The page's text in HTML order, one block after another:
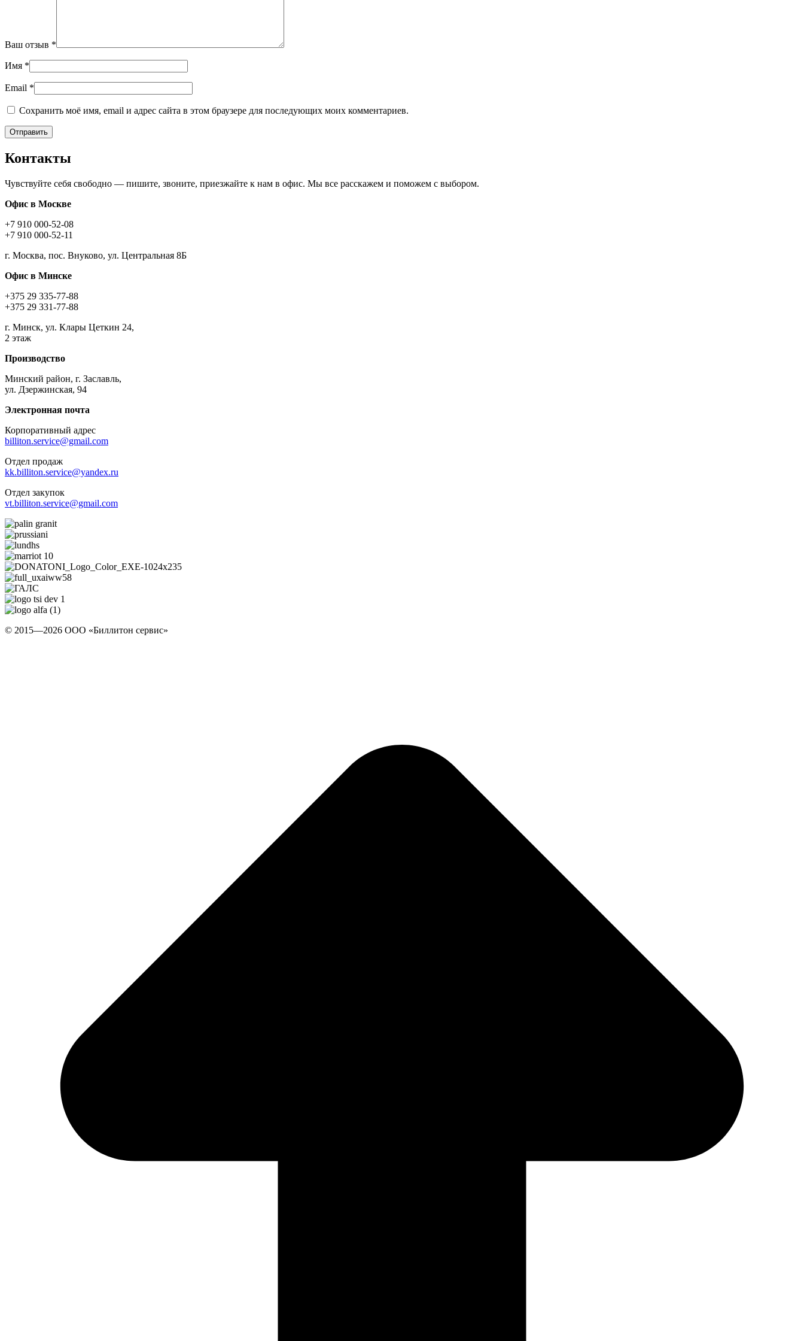
Ваш отзыв *
Имя *
Email *
Сохранить моё имя, email и адрес сайта в этом браузере для последующих моих комментариев.
Контакты
Чувствуйте себя свободно — пишите, звоните, приезжайте к нам в офис. Мы все расскажем и поможем с выбором.
Офис в Москве
+7 910 000-52-08
+7 910 000-52-11
г. Москва, пос. Внуково, ул. Центральная 8Б
Офис в Минске
+375 29 335-77-88
+375 29 331-77-88
г. Минск, ул. Клары Цеткин 24,
2 этаж
Производство
Минский район, г. Заславль,
ул. Дзержинская, 94
Электронная почта
Корпоративный адрес
billiton.service@gmail.com
Отдел продаж
kk.billiton.service@yandex.ru
Отдел закупок
vt.billiton.service@gmail.com
© 2015—2026 ООО «Биллитон сервис»